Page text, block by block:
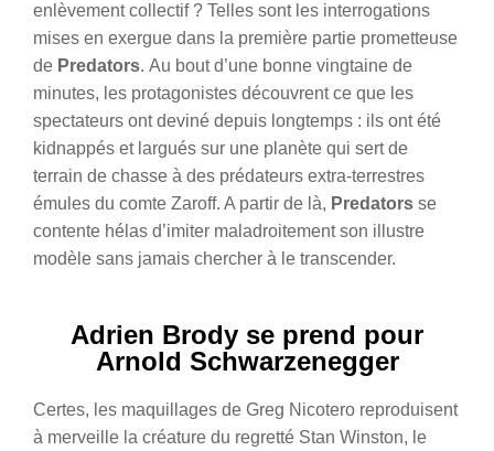
enlèvement collectif ? Telles sont les interrogations
mises en exergue dans la première partie prometteuse
de Predators. Au bout d’une bonne vingtaine de
minutes, les protagonistes découvrent ce que les
spectateurs ont deviné depuis longtemps : ils ont été
kidnappés et largués sur une planète qui sert de
terrain de chasse à des prédateurs extra-terrestres
émules du comte Zaroff. A partir de là, Predators se
contente hélas d’imiter maladroitement son illustre
modèle sans jamais chercher à le transcender.
Adrien Brody se prend pour
Arnold Schwarzenegger
Certes, les maquillages de Greg Nicotero reproduisent
à merveille la créature du regretté Stan Winston, le